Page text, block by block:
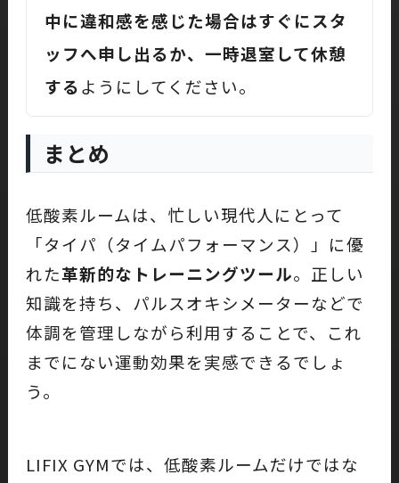
中に違和感を感じた場合はすぐにスタ
ッフへ申し出るか、一時退室して休憩
するようにしてください。
まとめ
低酸素ルームは、忙しい現代人にとって
「タイパ（タイムパフォーマンス）」に優
れた革新的なトレーニングツール。正しい
知識を持ち、パルスオキシメーターなどで
体調を管理しながら利用することで、これ
までにない運動効果を実感できるでしょ
う。
LIFIX GYMでは、低酸素ルームだけではな